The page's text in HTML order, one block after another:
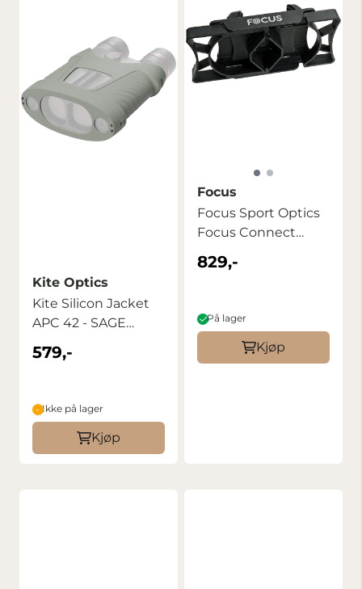
Kite Optics
Kite Silicon Jacket
APC 42 - SAGE
GREEN
579,-
Ikke på lager
Kjøp
Focus
Focus Sport Optics
Focus Connect
Digiscoping ...
829,-
På lager
Kjøp